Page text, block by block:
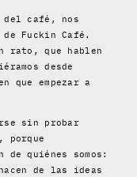
del café, nos
Fuckin Café.
rato, que hablen
desde
que empezar a
sin probar
porque
de quiénes somos:
de las ideas